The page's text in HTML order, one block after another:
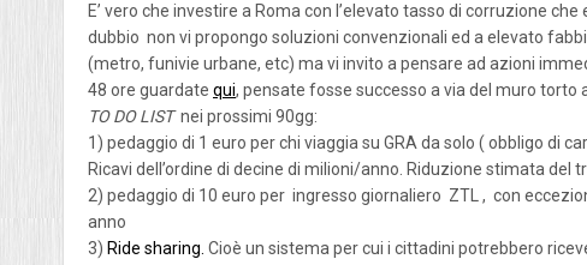
E’ vero che investire a Roma con l’elevato tasso di corruzione
dubbio non vi propongo soluzioni convenzionali ed a elevato
(metro, funivie urbane, etc) ma vi invito a pensare ad azioni
48 ore guardate qui, pensate fosse successo a via del muro torto
TO DO LISTnei prossimi 90gg:
1) pedaggio di 1 euro per chi viaggia su GRA da solo ( obbligo di
Ricavi dell’ordine di decine di milioni/anno. Riduzione stimata del
2) pedaggio di 10 euro per ingresso giornaliero ZTL , con
anno
3) Ride sharing. Cioè un sistema per cui i cittadini potrebbero